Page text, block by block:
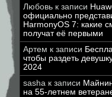
Любовь к записи
официально
HarmonyOS 7: какие
получат её первыми
Артем к записи
чтобы раздеть
2024
sasha к записи
на 55-летнем